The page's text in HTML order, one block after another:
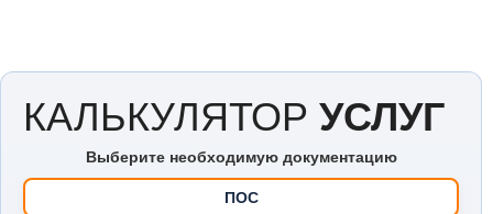
КАЛЬКУЛЯТОР УСЛУГ
Выберите необходимую документацию
ПОС